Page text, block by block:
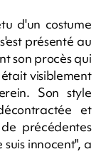
d'un costume
présenté au
son procès qui
visiblement
Son style
et
précédentes
innocent", a